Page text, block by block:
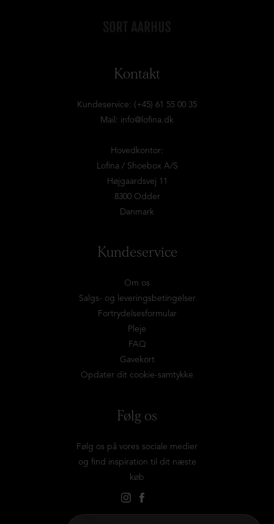
Kontakt
Kundeservice: (+45) 61 55 00 35
Mail: info@lofina.dk
Hovedkontor:
Lofina / Shoebox A/S
Højgaardsvej 11
8300 Odder
Danmark
Kundeservice
Om os
Salgs- og leveringsbetingelser
Fortrydelsesformular
Pleje
FAQ
Gavekort
Opdater dit cookie-samtykke
Følg os
Følg os på vores sociale medier
og find inspiration til dit næste
køb